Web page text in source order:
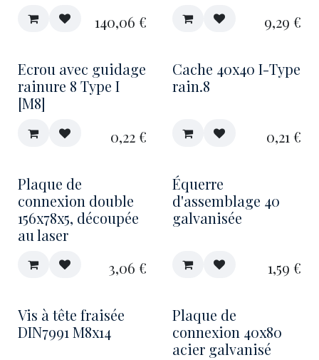
140,06 €
9,29 €
Ecrou avec guidage
rainure 8 Type I
[M8]
0,22€
Cache 40x40 I-Type
rain.8
0,21 €
Plaque de
connexion double
156x78x5, découpée
au laser
3,06 €
Équerre
d'assemblage 40
galvanisée
1,59 €
Vis à tête fraisée
DIN7991 M8x14
Plaque de
connexion 40x80
acier galvanisé